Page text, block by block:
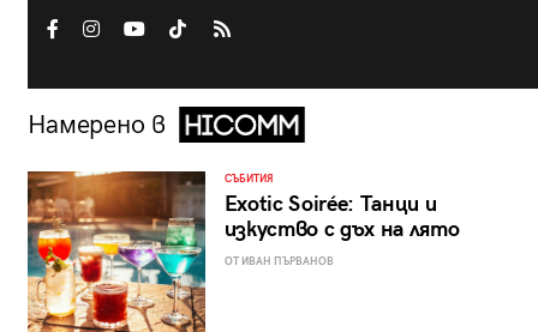
Намерено в
СЪБИТИЯ
Exotic Soirée: Танци и
изкуство с дъх на лято
ОТ ИВАН ПЪРВАНОВ